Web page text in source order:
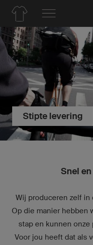
Stipte levering
Snel
Wij produceren zelf
Op die manier hebben
stap en kunnen onze
Voor jou heeft dat als